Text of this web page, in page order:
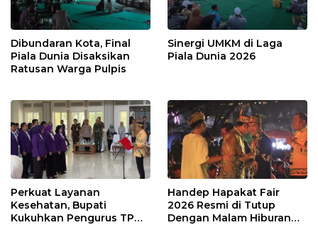
Dibundaran Kota, Final
Piala Dunia Disaksikan
Ratusan Warga Pulpis
Sinergi UMKM di Laga
Piala Dunia 2026
Perkuat Layanan
Kesehatan, Bupati
Kukuhkan Pengurus TP
Handep Hapakat Fair
2026 Resmi di Tutup
Dengan Malam Hiburan